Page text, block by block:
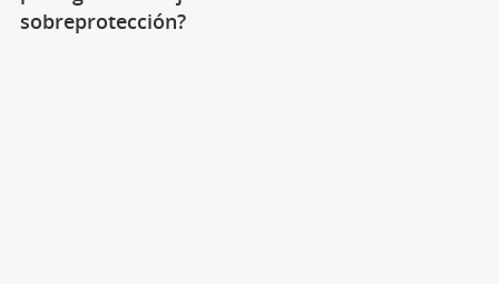
sobreprotección?